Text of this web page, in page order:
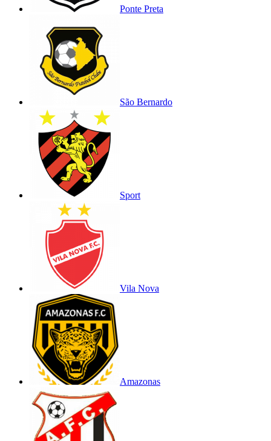
Ponte Preta
São Bernardo
Sport
Vila Nova
Amazonas